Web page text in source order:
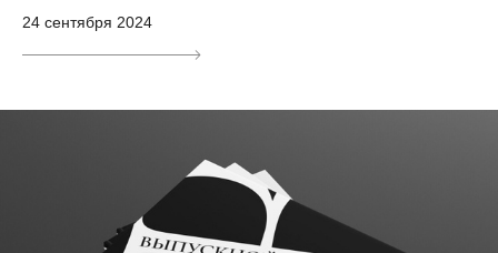
24 сентября 2024